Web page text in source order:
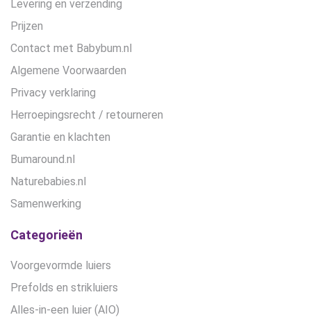
Levering en verzending
Prijzen
Contact met Babybum.nl
Algemene Voorwaarden
Privacy verklaring
Herroepingsrecht / retourneren
Garantie en klachten
Bumaround.nl
Naturebabies.nl
Samenwerking
Categorieën
Voorgevormde luiers
Prefolds en strikluiers
Alles-in-een luier (AIO)